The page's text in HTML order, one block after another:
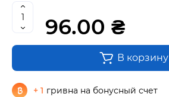
96.00 ₴
В корзину
+ 1 гривна на бонусный счет